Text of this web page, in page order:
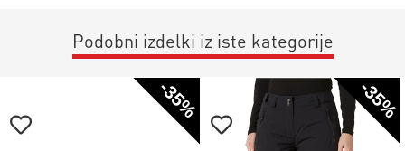
Podobni izdelki iz iste kategorije
-35% -35%